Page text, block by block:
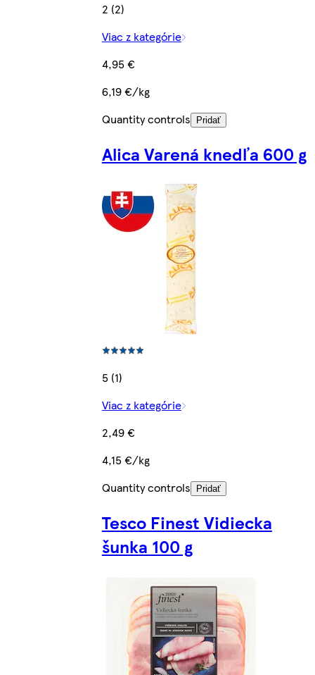
2 (2)
Viac z kategórie
4,95 €
6,19 €/kg
Quantity controls
Pridať
Alica Varená knedľa 600 g
5 (1)
Viac z kategórie
2,49 €
4,15 €/kg
Quantity controls
Pridať
Tesco Finest Vidiecka
šunka 100 g